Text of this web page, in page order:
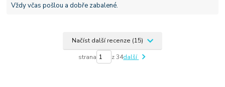
Vždy včas pošlou a dobře zabalené.
Načíst další recenze (15)
strana z 34další